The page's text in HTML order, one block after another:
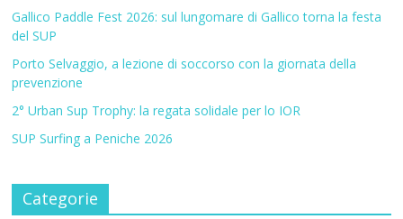
Gallico Paddle Fest 2026: sul lungomare di Gallico torna la festa
del SUP
Porto Selvaggio, a lezione di soccorso con la giornata della
prevenzione
2° Urban Sup Trophy: la regata solidale per lo IOR
SUP Surfing a Peniche 2026
Categorie